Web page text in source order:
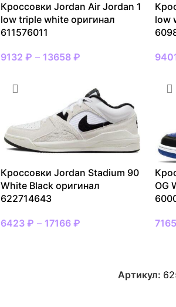
Кроссовки Jordan Air Jordan 1
low triple white оригинал
611576011
9132 ₽ – 13658 ₽
low
Кроссовки Jordan Stadium 90
White Black оригинал
622714643
6423 ₽ – 17166 ₽
OG
7165
Артикул: